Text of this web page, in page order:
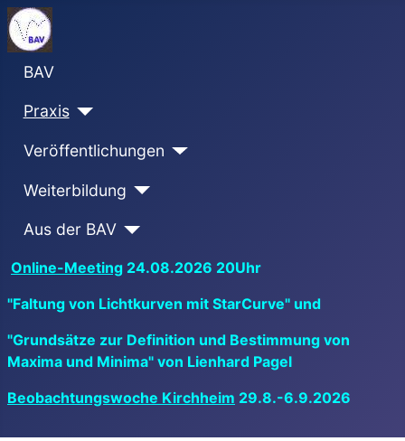
BAV
Praxis
Veröffentlichungen
Weiterbildung
Aus der BAV
Online-Meeting 24.08.2026 20Uhr
"Faltung von Lichtkurven mit StarCurve" und
"Grundsätze zur Definition und Bestimmung von
Maxima und Minima" von Lienhard Pagel
Beobachtungswoche Kirchheim 29.8.-6.9.2026